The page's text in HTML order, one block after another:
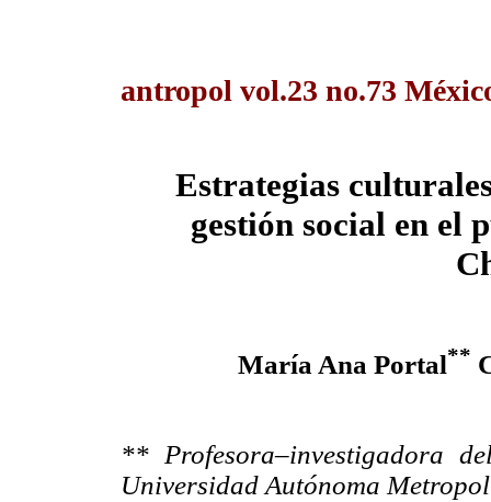
antropol vol.23 no.73
Estrategias
gestión social en el
María Ana Portal**
** Profesora–investigadora
Universidad Autónoma